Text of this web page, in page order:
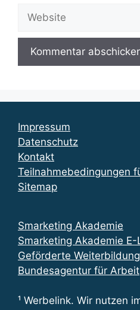
Impressum
Datenschutz
Kontakt
Teilnahmebedingungen
Sitemap
Smarketing Akademie
Smarketing Akademie E-
Geförderte
Bundesagentur für Arbeit
¹ Werbelink. Wir nutzen